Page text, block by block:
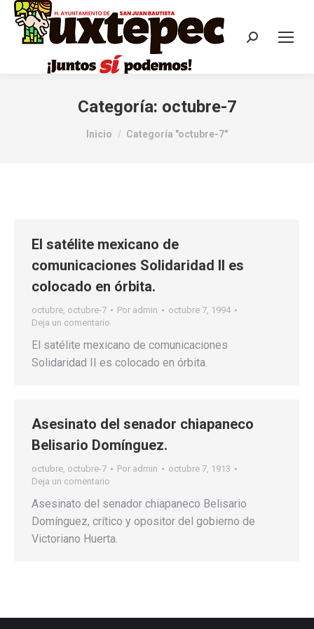
Categoría: octubre-7
Estás aquí:
Inicio Categoría "octubre-7"
El satélite mexicano de
comunicaciones Solidaridad II es
colocado en órbita.
octubre, octubre-7 Por admin
octubre 7, 1994
Deja un comentario
El satélite mexicano de comunicaciones
Solidaridad II es colocado en órbita.
Asesinato del senador chiapaneco
Belisario Domínguez.
octubre, octubre-7 Por admin
octubre 7, 1913
Deja un comentario
Asesinato del senador chiapaneco Belisario
Domínguez, crítico y opositor del gobierno de
Victoriano Huerta.